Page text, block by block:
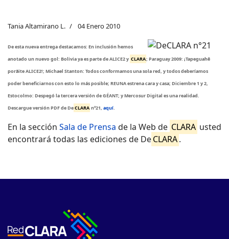
Tania Altamirano L. 04 Enero 2010
De esta nueva entrega destacamos: En inclusión hemos
anotado un nuevo gol: Bolivia ya es parte de ALICE2 y CLARA; Paraguay 2009: ¡Tapeguahê
porãite ALICE2!; Michael Stanton: Todos conformamos una sola red, y todos deberíamos
poder beneficiarnos con esto lo más posible; REUNA estrena cara y casa; Diciembre 1 y 2,
Estocolmo: Despegó la tercera versión de GÉANT; y Mercosur Digital es una realidad.
Descargue versión PDF de DeCLARA nº21,aquí.
En la sección Sala de Prensa de la Web de CLARA usted
encontrará todas las ediciones de DeCLARA.